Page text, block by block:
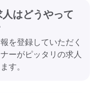
はどうやって
を登録していただく
ーがピッタリの求人
す。